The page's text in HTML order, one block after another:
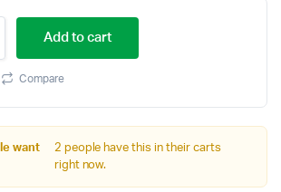
Add to cart
Compare
want
2 people have this in their carts
right now.